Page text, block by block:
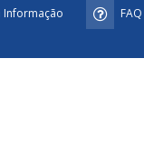
FAQ
Informação